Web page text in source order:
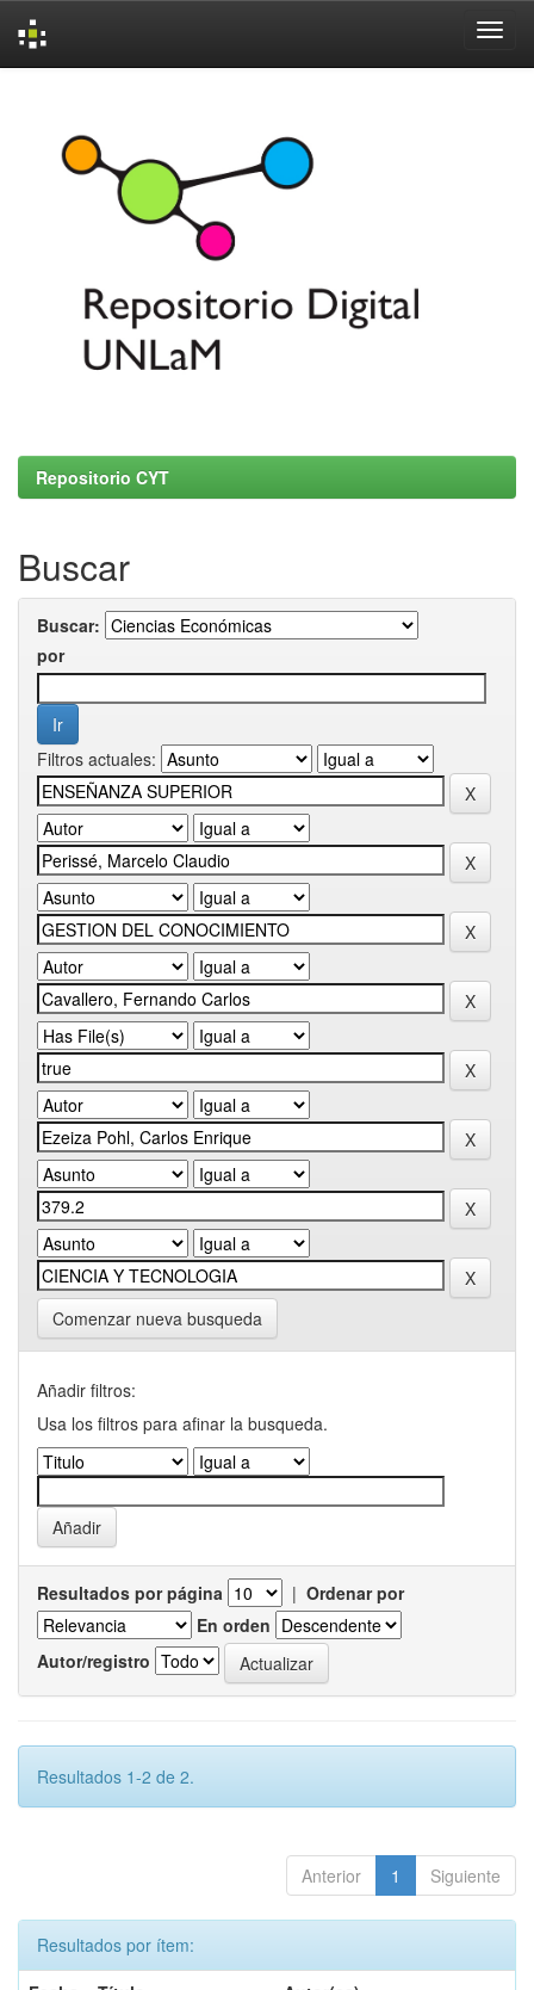
Repositorio CYT
Buscar
Buscar:
por
Filtros actuales:
Comenzar nueva busqueda
Añadir filtros:
Usa los filtros para afinar la busqueda.
Resultados por página | Ordenar por
En orden
Autor/registro
Resultados 1-2 de 2.
Anterior 1 Siguiente
Resultados por ítem: